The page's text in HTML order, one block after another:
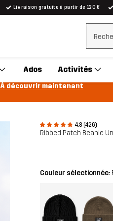
Livraison gratuite à partir de 120 €
Effacer
Ados Activités
À découvrir maintenant
4.8 (426)
Ribbed Patch Beanie
Couleur sélectionnée: